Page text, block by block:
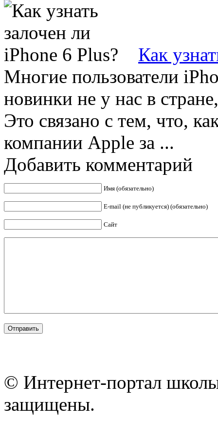
Как
Многие пользователи
новинки не у нас в
Это связано с тем, что,
компании Apple за ...
Добавить комментарий
Имя (обязательно)
E-mail (не публикуется) (обязательно)
Сайт
© Интернет-портал
защищены.